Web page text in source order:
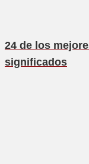
24 de los
significados